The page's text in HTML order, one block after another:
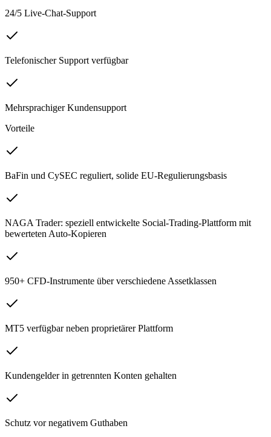
24/5 Live-Chat-Support
Telefonischer Support verfügbar
Mehrsprachiger Kundensupport
Vorteile
BaFin und CySEC reguliert, solide EU-Regulierungsbasis
NAGA Trader: speziell entwickelte Social-Trading-Plattform mit
bewerteten Auto-Kopieren
950+ CFD-Instrumente über verschiedene Assetklassen
MT5 verfügbar neben proprietärer Plattform
Kundengelder in getrennten Konten gehalten
Schutz vor negativem Guthaben